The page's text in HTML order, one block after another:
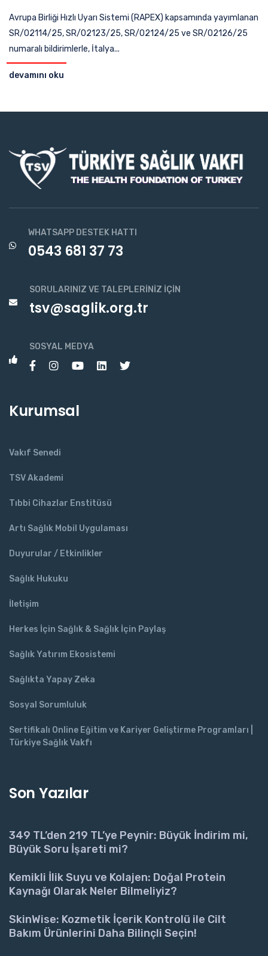
Avrupa Birliği Hızlı Uyarı Sistemi (RAPEX) kapsamında yayımlanan
SR/02114/25, SR/02123/25, SR/02124/25 ve SR/02126/25
numaralı bildirimlerle, İtalya...
devamını oku
WHATSAPP DESTEK HATTI
0543 681 37 73
SORULARINIZ VE TALEPLERINIZ İÇIN
tsv@saglik.org.tr
SOSYAL MEDYA
Kurumsal
Vakıf Senedi
TSV Akademi
Tıbbi Cihazlar Enstitüsü
Artı Sağlık Mobil Uygulaması
Duyurular / Etkinlikler
Sağlık Hukuku
İletişim
Herkes İçin Sağlık & Sağlık İçin Paylaş
Sağlık Yatırım Ekosistemi
Sağlıkta Yapay Zeka
Sosyal Sorumluluk
Sertifikalı Online Eğitim ve Kariyer Geliştirme Programları |
Türkiye Sağlık Vakfı
Son Yazılar
349 TL’den 219 TL’ye Peynir: Büyük İndirim mi,
Büyük Soru İşareti mi?
Kemikli İlik Suyu ve Kolajen: Doğal Protein
Kaynağı Olarak Neler Bilmeliyiz?
SkinWise: Kozmetik İçerik Kontrolü ile Cilt
Bakım Ürünlerini Daha Bilinçli Seçin!